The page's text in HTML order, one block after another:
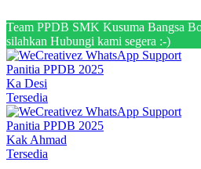
Team PPDB SMK Kusuma Bangsa
silahkan Hubungi kami segera :-)
Panitia PPDB 2025
Ka Desi
Tersedia
Panitia PPDB 2025
Kak Ahmad
Tersedia